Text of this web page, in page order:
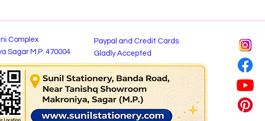
Complex
Sagar M.P. 470004
Paypal and Credit Cards
Gladly Accepted